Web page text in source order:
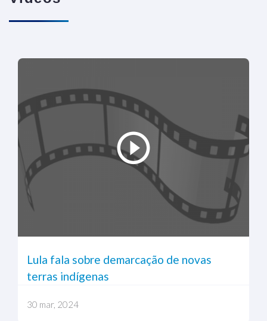
Lula fala sobre demarcação de novas
terras indígenas
30 mar, 2024